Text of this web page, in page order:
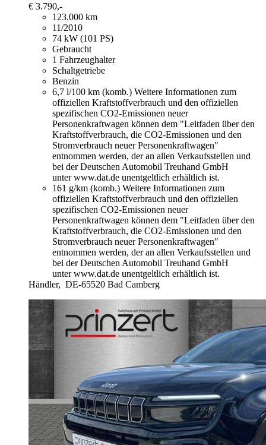
€ 3.790,-
123.000 km
11/2010
74 kW (101 PS)
Gebraucht
1 Fahrzeughalter
Schaltgetriebe
Benzin
6,7 l/100 km (komb.) Weitere Informationen zum
offiziellen Kraftstoffverbrauch und den offiziellen
spezifischen CO2-Emissionen neuer
Personenkraftwagen können dem "Leitfaden über den
Kraftstoffverbrauch, die CO2-Emissionen und den
Stromverbrauch neuer Personenkraftwagen"
entnommen werden, der an allen Verkaufsstellen und
bei der Deutschen Automobil Treuhand GmbH
unter www.dat.de unentgeltlich erhältlich ist.
161 g/km (komb.) Weitere Informationen zum
offiziellen Kraftstoffverbrauch und den offiziellen
spezifischen CO2-Emissionen neuer
Personenkraftwagen können dem "Leitfaden über den
Kraftstoffverbrauch, die CO2-Emissionen und den
Stromverbrauch neuer Personenkraftwagen"
entnommen werden, der an allen Verkaufsstellen und
bei der Deutschen Automobil Treuhand GmbH
unter www.dat.de unentgeltlich erhältlich ist.
Händler, DE-65520 Bad Camberg